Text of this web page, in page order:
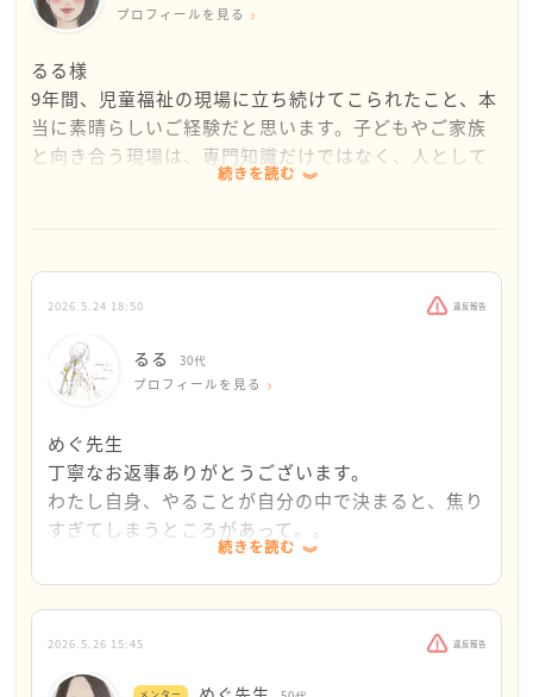
プロフィールを見る
るる様
9年間、児童福祉の現場に立ち続けてこられたこと、本
当に素晴らしいご経験だと思います。子どもやご家族
と向き合う現場は、専門知識だけではなく、人として
の忍耐力や温かさも必要とされる場所です。その積み
一方で、「このままで良いのだろうか」「次のステッ
プをどうするか」と迷われる時期は、真剣に仕事と向
期課程に進む選択は、専門性や研究の幅を広げる可能
性がありますが、費用面や時間的負担も大きく、臨床
ただ、現在の心理・福祉分野では、博士号があること
だけがキャリア形成の正解ではなくなってきていま
す。実際に、修士課程修了後に現場経験を積みなが
ら、少しずつ地域での相談活動、オンライン相談、講
座開催、居場所支援などを広げ、独立につなげている
方も多くいらっしゃいます。特に児童福祉9年という実
績は、大きな信頼資産になります。
続きを読む
2026.5.24 18:50 違反報告
るる 30代
プロフィールを見る
めぐ先生
丁寧なお返事ありがとうございます。
わたし自身、やることが自分の中で決まると、焦り
すぎてしまうところがあって。。
おっしゃっていただいた通りだなと思いました。
いろんな方とこのように、お話しし、アドバイスを
聞きながら、無理のない範囲で、なにがしたいのか
ゆっくり考えるのもいいなと、いただいた文章を読
んで感じました。
続きを読む
2026.5.26 15:45 違反報告
メンター